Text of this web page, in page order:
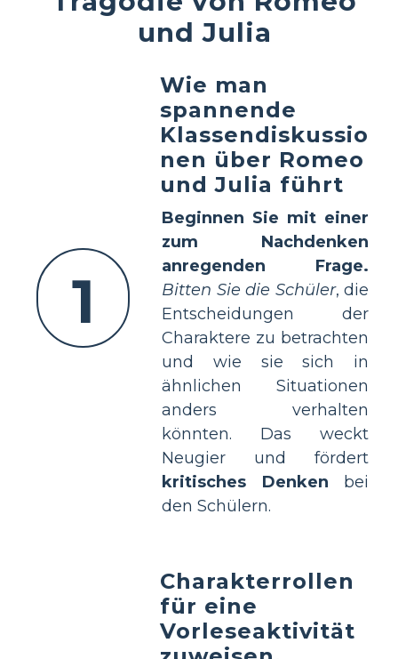
und Julia
1
Wie man
spannende
Klassendiskussio
nen über Romeo
und Julia führt
Beginnen Sie mit einer
zum Nachdenken
anregenden Frage.
Bitten Sie die Schüler, die
Entscheidungen der
Charaktere zu betrachten
und wie sie sich in
ähnlichen Situationen
anders verhalten
könnten. Das weckt
Neugier und fördert
kritisches Denken bei
den Schülern.
Charakterrollen
für eine
Vorleseaktivität